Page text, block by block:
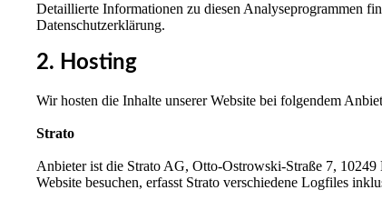
Detaillierte Informationen zu diesen Analyseprogrammen
Datenschutzerklärung.
2. Hosting
Wir hosten die Inhalte unserer Website bei folgendem
Strato
Anbieter ist die Strato AG, Otto-Ostrowski-Straße 7,
Website besuchen, erfasst Strato verschiedene Logfiles